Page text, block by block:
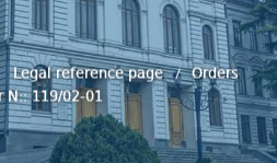
Legal reference page
Orders
N:: 119/02-01